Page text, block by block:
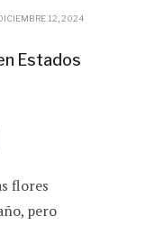
12, 2024
Estados
flores
pero